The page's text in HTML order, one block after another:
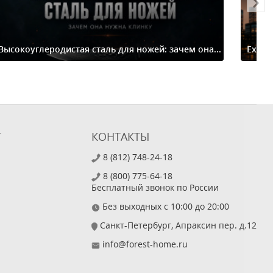
сталь для ножей: зачем она...
КОНТАКТЫ
8 (812) 748-24-18
8 (800) 775-64-18
Бесплатный звонок по России
Без выходных с 10:00 до 20:00
Санкт-Петербург, Апраксин пер. д.12
info@forest-home.ru